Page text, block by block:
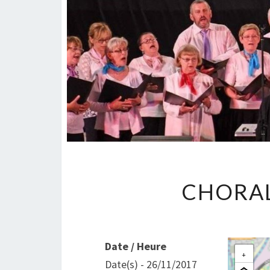
+
Date / Heure
Date(s) - 26/11/2017